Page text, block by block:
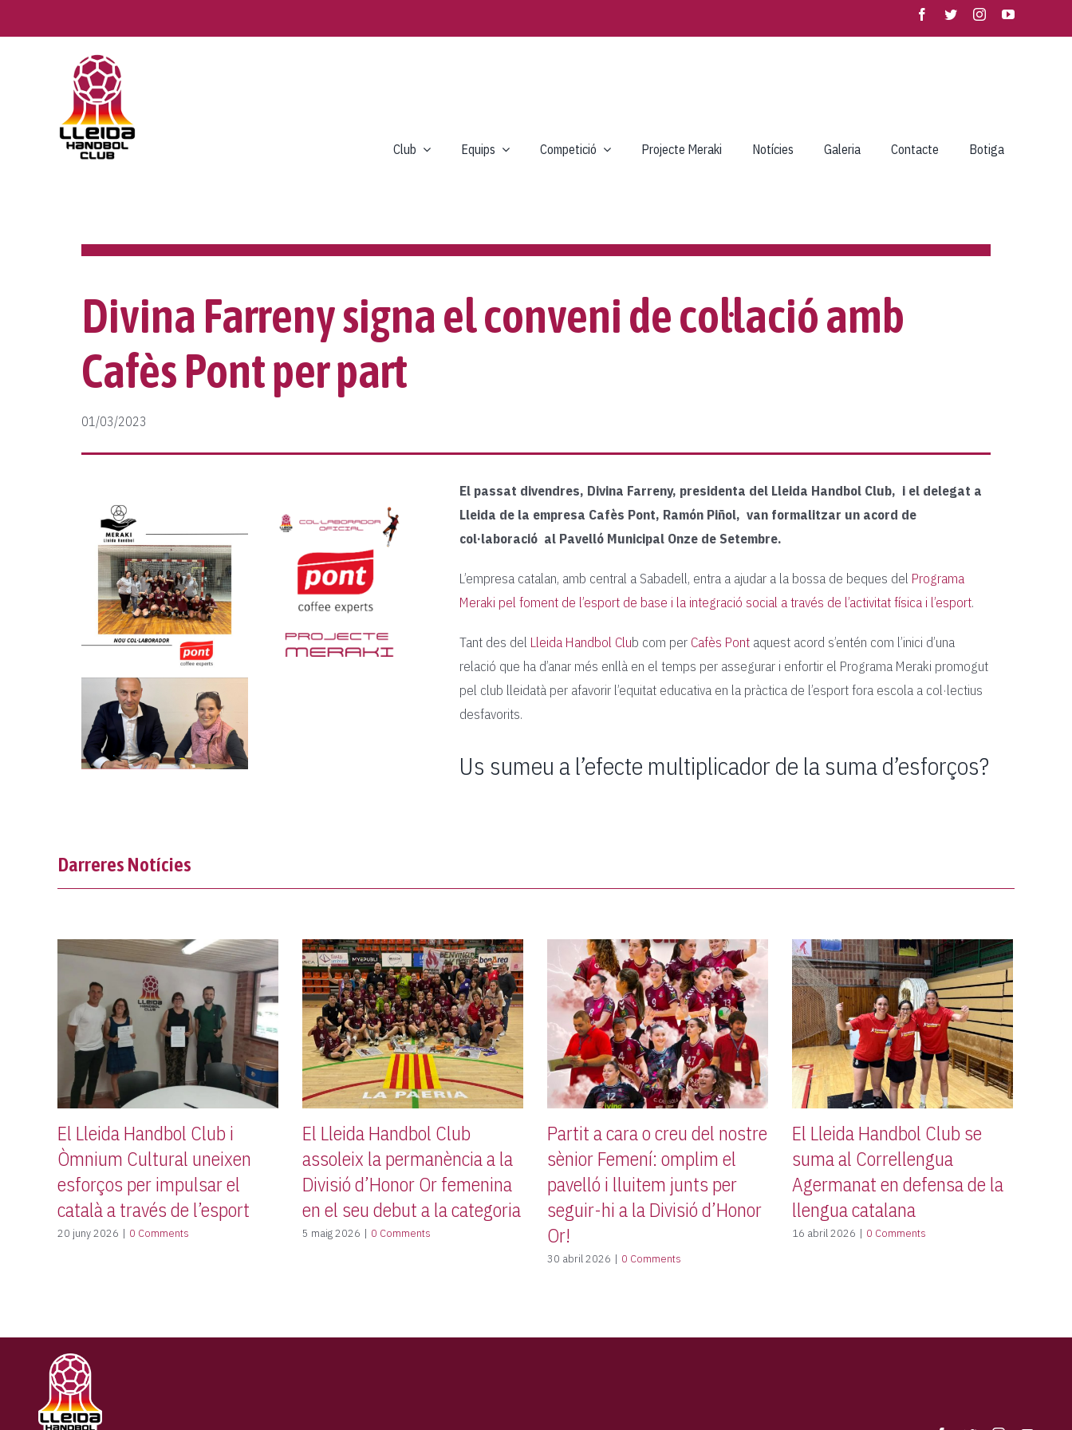
to
Club Equips Competició Projecte Meraki Notícies Galeria Contacte Botiga
Divina Farreny signa el conveni de col·lació amb
Cafès Pont per part
01/03/2023
El passat divendres, Divina Farreny, presidenta del Lleida Handbol Club, i el delegat a
Lleida de la empresa Cafès Pont, Ramón Piñol, van formalitzar un acord de
col·laboració al Pavelló Municipal Onze de Setembre.
L’empresa catalan, amb central a Sabadell, entra a ajudar a la bossa de beques del Programa
Meraki pel foment de l’esport de base i la integració social a través de l’activitat física i l’esport.
Tant des del Lleida Handbol Club com per Cafès Pont aquest acord s’entén com l’inici d’una
relació que ha d’anar més enllà en el temps per assegurar i enfortir el Programa Meraki promogut
pel club lleidatà per afavorir l’equitat educativa en la pràctica de l’esport fora escola a col·lectius
desfavorits.
Us sumeu a l’efecte multiplicador de la suma d’esforços?
Darreres Notícies
El Lleida Handbol Club i
Òmnium Cultural uneixen
esforços per impulsar el
català a través de l’esport
20 juny 2026 | 0 Comments
El Lleida Handbol Club
assoleix la permanència a la
Divisió d’Honor Or femenina
en el seu debut a la categoria
5 maig 2026 | 0 Comments
Partit a cara o creu del nostre
sènior Femení: omplim el
pavelló i lluitem junts per
seguir-hi a la Divisió d’Honor
Or!
30 abril 2026 | 0 Comments
El Lleida Handbol Club se
suma al Correllengua
Agermanat en defensa de la
llengua catalana
16 abril 2026 | 0 Comments